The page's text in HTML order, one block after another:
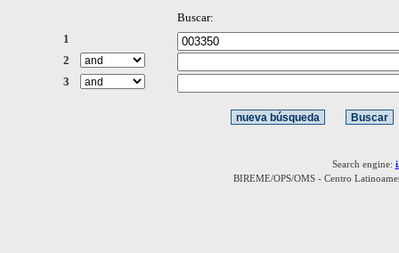
Buscar:
1
2
3
Search engine:
BIREME/OPS/OMS - Centro